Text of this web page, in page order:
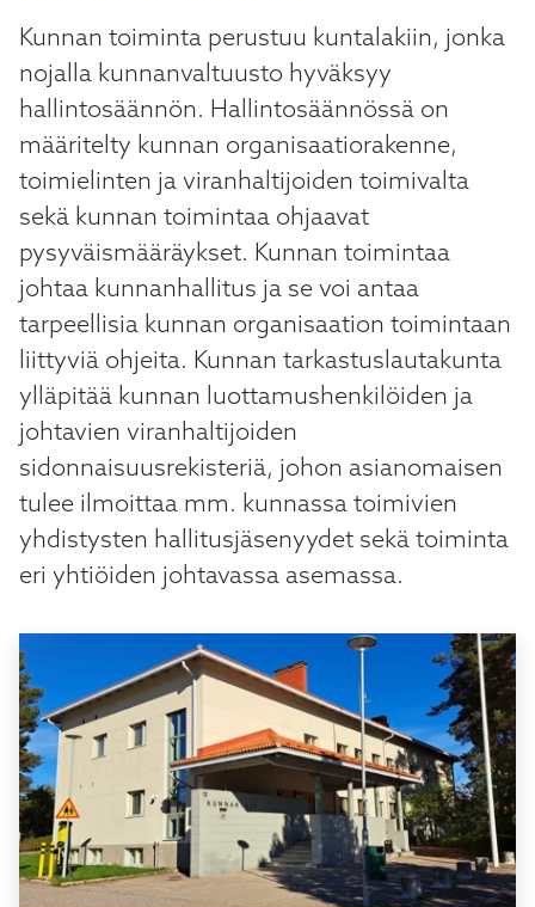
Kunnan toiminta perustuu kuntalakiin, jonka
nojalla kunnanvaltuusto hyväksyy
hallintosäännön. Hallintosäännössä on
määritelty kunnan organisaatiorakenne,
toimielinten ja viranhaltijoiden toimivalta
sekä kunnan toimintaa ohjaavat
pysyväismääräykset. Kunnan toimintaa
johtaa kunnanhallitus ja se voi antaa
tarpeellisia kunnan organisaation toimintaan
liittyviä ohjeita. Kunnan tarkastuslautakunta
ylläpitää kunnan luottamushenkilöiden ja
johtavien viranhaltijoiden
sidonnaisuusrekisteriä, johon asianomaisen
tulee ilmoittaa mm. kunnassa toimivien
yhdistysten hallitusjäsenyydet sekä toiminta
eri yhtiöiden johtavassa asemassa.